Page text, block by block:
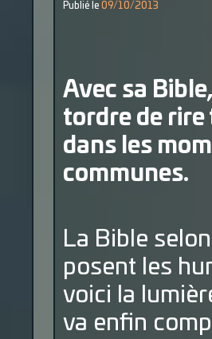
Publié le 09/10/2013
Avec sa
tordre de rire
dans les
communes.
La Bible
posent les
voici la
va enfin